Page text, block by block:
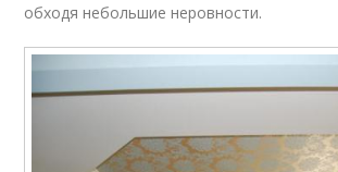
обходя небольшие неровности.